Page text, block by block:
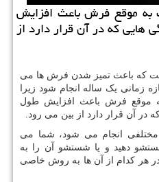
موقع فرش باعث افزایش
كه در آن قرار دارد از
که باعث تمیز شدن فرش ها می
زمانی یک ساله انجام شود زیرا
موقع فرش باعث افزایش طول
آن قرار دارد از بین می رود.
انجام می شود، شما می
دهید و یا شستشو آن را به
هر کدام از آن ها به روش خاصی